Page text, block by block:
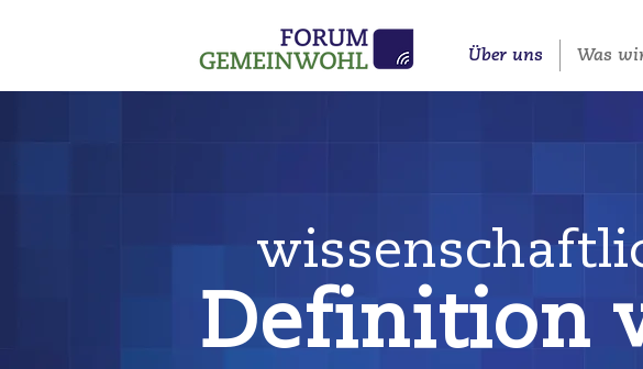
Über uns Was
Definition